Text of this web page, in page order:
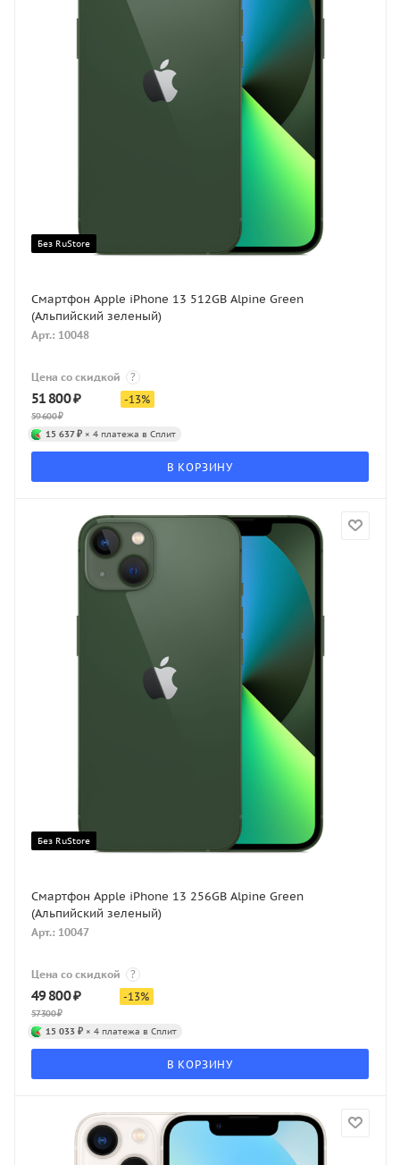
Без RuStore
Смартфон Apple iPhone 13 512GB Alpine Green
(Альпийский зеленый)
Арт.: 10048
Цена со скидкой ?
51 800₽
59 600₽
-13%
15 637 ₽ × 4 платежа в Сплит
В КОРЗИНУ
Без RuStore
Смартфон Apple iPhone 13 256GB Alpine Green
(Альпийский зеленый)
Арт.: 10047
Цена со скидкой ?
49 800₽
57 300₽
-13%
15 033 ₽ × 4 платежа в Сплит
В КОРЗИНУ